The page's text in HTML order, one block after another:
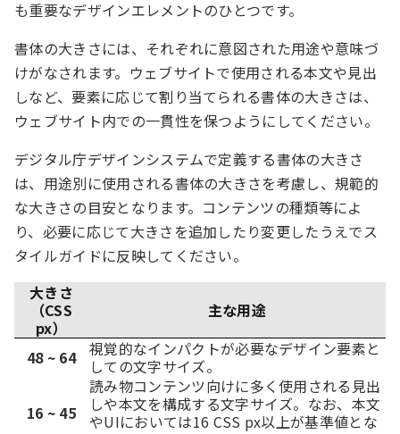
も重要なデザインエレメントのひとつです。
書体の大きさには、それぞれに意図された用途や意味づ
けがなされます。ウェブサイトで使用される本文や見出
しなど、要素に応じて割り当てられる書体の大きさは、
ウェブサイト内での一貫性を保つようにしてください。
デジタル庁デザインシステムで定義する書体の大きさ
は、用途別に使用される書体の大きさを考慮し、規範的
な大きさの目安となります。コンテンツの種類等によ
り、必要に応じて大きさを追加したり変更したうえでス
タイルガイドに反映してください。
大きさ
（CSS
px）
主な用途
48 ~ 64
視覚的なインパクトが必要なデザイン要素と
しての文字サイズ。
16 ~ 45
読み物コンテンツ向けに多く使用される見出
しや本文を構成する文字サイズ。なお、本文
やUIにおいては16 CSS px以上が基準値とな